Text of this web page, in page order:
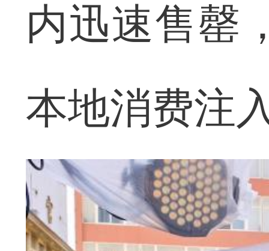
内迅速售罄
本地消费注